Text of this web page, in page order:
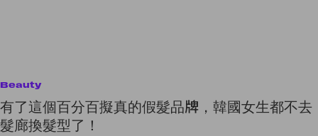
Beauty
有了這個百分百擬真的假髮品牌，韓國女生都不去
髮廊換髮型了！